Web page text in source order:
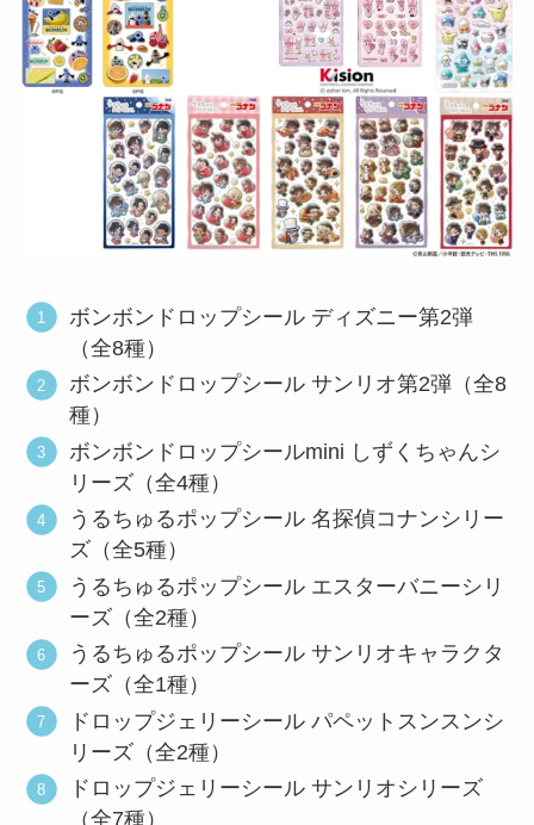
ボンボンドロップシール ディズニー第2弾
（全8種）
ボンボンドロップシール サンリオ第2弾（全8
種）
ボンボンドロップシールmini しずくちゃんシ
リーズ（全4種）
うるちゅるポップシール 名探偵コナンシリー
ズ（全5種）
うるちゅるポップシール エスターバニーシリ
ーズ（全2種）
うるちゅるポップシール サンリオキャラクタ
ーズ（全1種）
ドロップジェリーシール パペットスンスンシ
リーズ（全2種）
ドロップジェリーシール サンリオシリーズ
（全7種）